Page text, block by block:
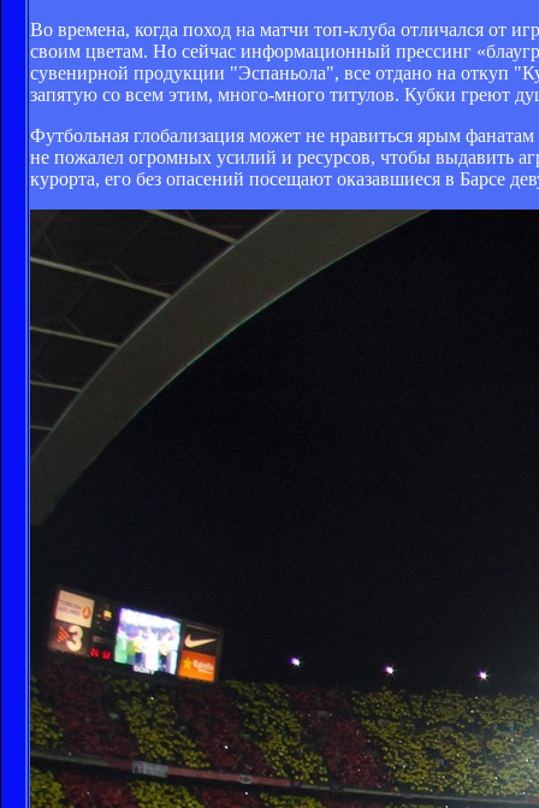
Во времена, когда поход на матчи топ-клуба отличался от
своим цветам. Но сейчас информационный прессинг
сувенирной продукции "Эспаньола", все отдано на откуп
запятую со всем этим, много-много титулов. Кубки греют
Футбольная глобализация может не нравиться ярым
не пожалел огромных усилий и ресурсов, чтобы выдавить
курорта, его без опасений посещают оказавшиеся в Барсе